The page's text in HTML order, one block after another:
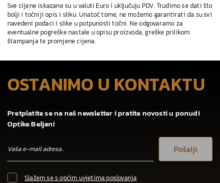
Sve cijene iskazane su u valuti Euro i uključuju PDV. Trudimo se dati što
bolji i točniji opis i sliku. Unatoč tome, ne možemo garantirati da su svi
navedeni podaci i slike u potpunosti točni. Ne odgovaramo za
eventualne pogreške nastale u opisu proizvoda, greške prilikom
štampanja te promjene cijena.
OSTANIMO U KONTAKTU
Pretplatite se na naš newsletter i pratite novosti u ponudi
Optike Beljan!
Pošalji
Slažem se s općim uvjetima poslovanja